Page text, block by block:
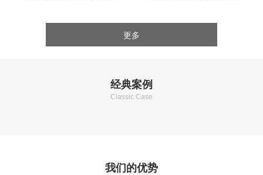
更多
经典案例
Classic Case
我们的优势